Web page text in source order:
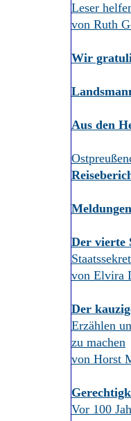
Leser
von Ruth
Wir
Aus den
Meldungen
Der vierte
von Elvira
Der
Erzählen
zu machen
von Horst
Vor 100